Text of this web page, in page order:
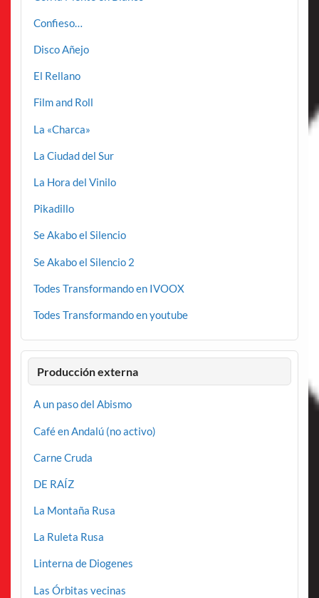
Confieso…
Disco Añejo
El Rellano
Film and Roll
La «Charca»
La Ciudad del Sur
La Hora del Vinilo
Pikadillo
Se Akabo el Silencio
Se Akabo el Silencio 2
Todes Transformando en IVOOX
Todes Transformando en youtube
Producción externa
A un paso del Abismo
Café en Andalú (no activo)
Carne Cruda
DE RAÍZ
La Montaña Rusa
La Ruleta Rusa
Linterna de Diogenes
Las Órbitas vecinas